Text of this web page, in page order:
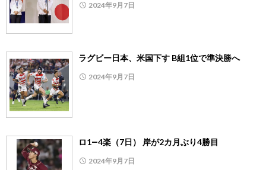
2024年9月7日
ラグビー日本、米国下す B組1位で準決勝へ
2024年9月7日
ロ1―4楽（7日） 岸が2カ月ぶり4勝目
2024年9月7日